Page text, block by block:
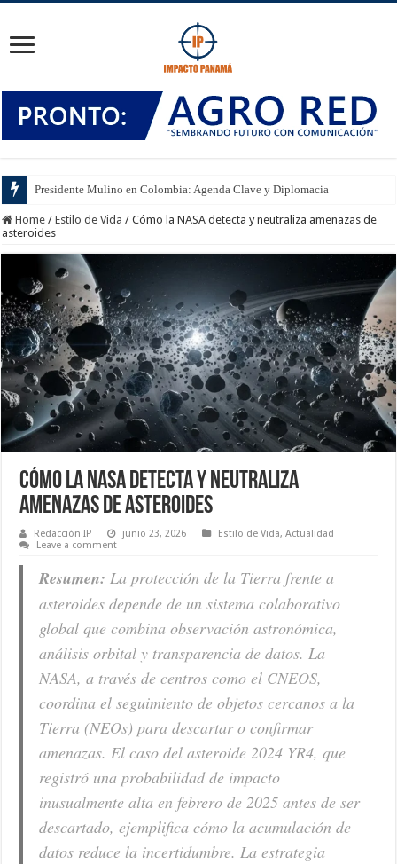
Presidente Mulino en Colombia: Agenda Clave y Diplomacia
Home / Estilo de Vida / Cómo la NASA detecta y neutraliza amenazas de
asteroides
Cómo la NASA detecta y neutraliza
amenazas de asteroides
Redacción IP junio 23, 2026 Estilo de Vida,Actualidad
Leave a comment
Resumen: La protección de la Tierra frente a
asteroides depende de un sistema colaborativo
global que combina observación astronómica,
análisis orbital y transparencia de datos. La
NASA, a través de centros como el CNEOS,
coordina el seguimiento de objetos cercanos a la
Tierra (NEOs) para descartar o confirmar
amenazas. El caso del asteroide 2024 YR4, que
registró una probabilidad de impacto
inusualmente alta en febrero de 2025 antes de ser
descartado, ejemplifica cómo la acumulación de
datos reduce la incertidumbre. La estrategia